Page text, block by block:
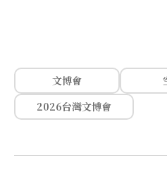
文博會
2026台灣文博會